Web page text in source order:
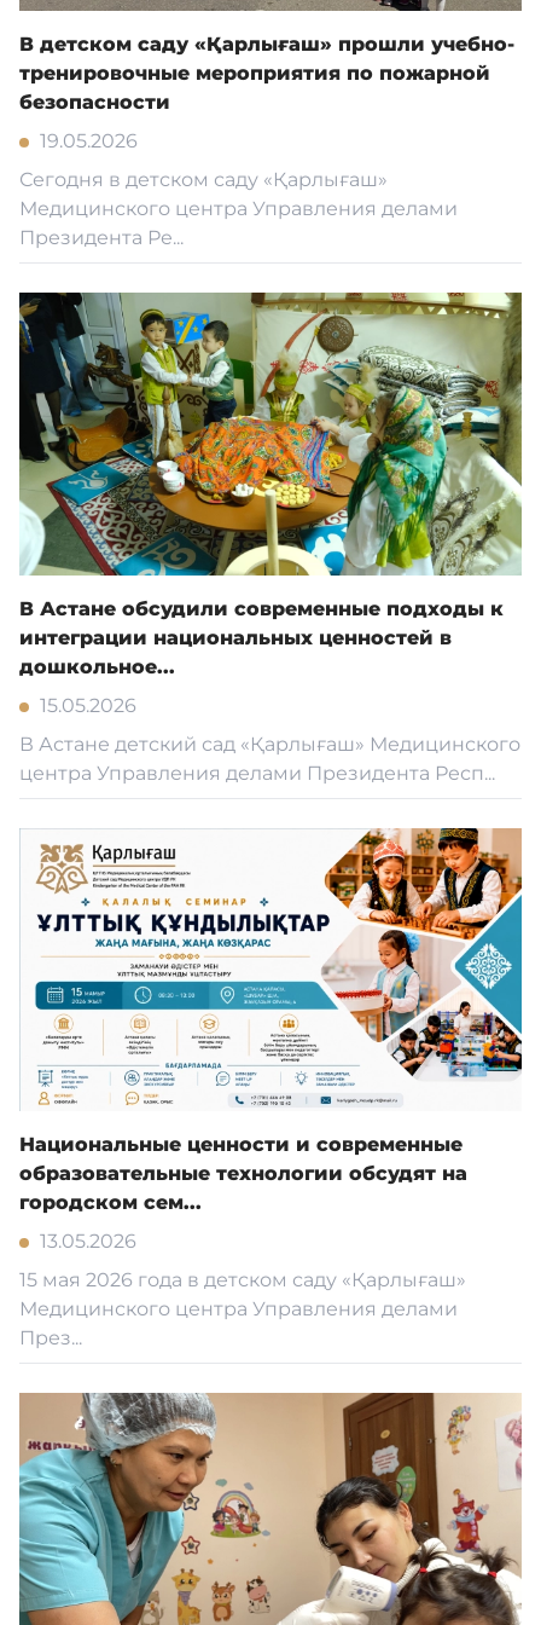
В детском саду «Қарлығаш» прошли учебно-
тренировочные мероприятия по пожарной
безопасности
19.05.2026
Сегодня в детском саду «Қарлығаш»
Медицинского центра Управления делами
Президента Ре...
В Астане обсудили современные подходы к
интеграции национальных ценностей в
дошкольное...
15.05.2026
В Астане детский сад «Қарлығаш» Медицинского
центра Управления делами Президента Респ...
Национальные ценности и современные
образовательные технологии обсудят на
городском сем...
13.05.2026
15 мая 2026 года в детском саду «Қарлығаш»
Медицинского центра Управления делами
През...